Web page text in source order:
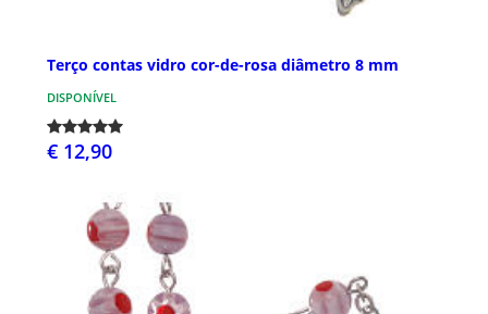
Terço contas vidro cor-de-rosa diâmetro 8 mm
DISPONÍVEL
€ 12,90